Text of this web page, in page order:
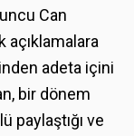
Can
adeta içini
bir dönem
paylaştığı ve